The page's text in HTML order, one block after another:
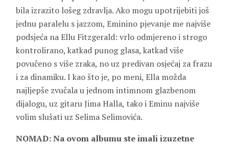
bila izrazito lošeg zdravlja. Ako mogu upotrijebiti još
jednu paralelu s jazzom, Eminino pjevanje me najviše
podsjeća na Ellu Fitzgerald: vrlo odmjereno i strogo
kontrolirano, katkad punog glasa, katkad više
povučeno s više zraka, no uz predivan osjećaj za frazu
i za dinamiku. I kao što je, po meni, Ella možda
najljepše zvučala u jednom intimnom glazbenom
dijalogu, uz gitaru Jima Halla, tako i Eminu najviše
volim slušati uz Selima Selimovića.
NOMAD: Na ovom albumu ste imali izuzetne